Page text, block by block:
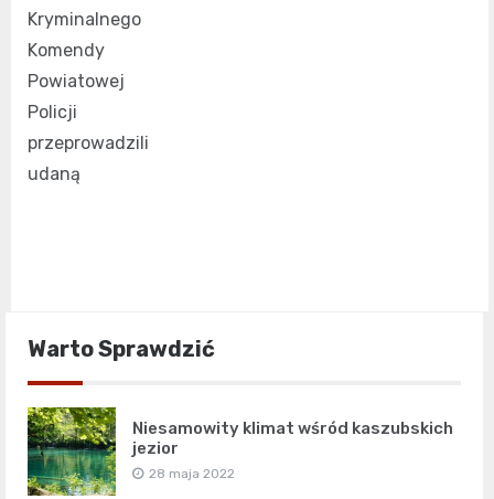
Kryminalnego
Komendy
Powiatowej
Policji
przeprowadzili
udaną
Warto Sprawdzić
Niesamowity klimat wśród kaszubskich
jezior
28 maja 2022